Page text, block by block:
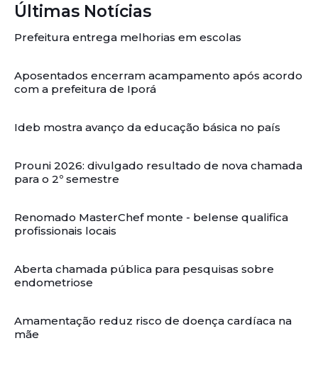
Últimas Notícias
Prefeitura entrega melhorias em escolas
Aposentados encerram acampamento após acordo
com a prefeitura de Iporá
Ideb mostra avanço da educação básica no país
Prouni 2026: divulgado resultado de nova chamada
para o 2º semestre
Renomado MasterChef monte - belense qualifica
profissionais locais
Aberta chamada pública para pesquisas sobre
endometriose
Amamentação reduz risco de doença cardíaca na
mãe